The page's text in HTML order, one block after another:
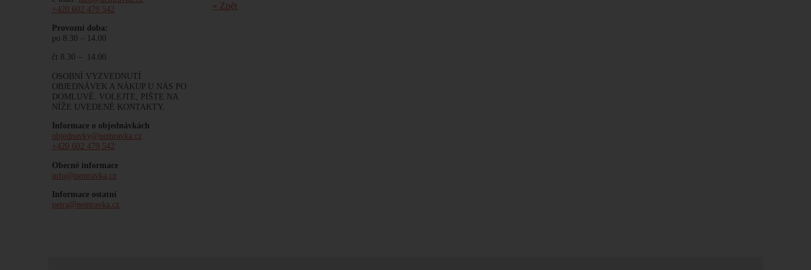
+420 602 479 542
Provozní doba:
po 8.30 – 14.00
čt 8.30 – 14.00
OSOBNÍ VYZVEDNUTÍ
OBJEDNÁVEK A NÁKUP U NÁS PO
DOMLUVĚ. VOLEJTE, PIŠTE NA
NÍŽE UVEDENÉ KONTAKTY.
Informace o objednávkách
objednavky@nemravka.cz
+420 602 479 542
Obecné informace
info@nemravka.cz
Informace ostatní
petra@nemravka.cz
« Zpět